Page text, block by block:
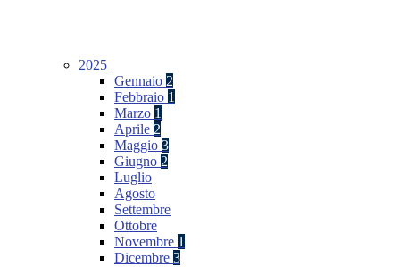
2025
Gennaio 2
Febbraio 1
Marzo 1
Aprile 2
Maggio 3
Giugno 2
Luglio
Agosto
Settembre
Ottobre
Novembre 1
Dicembre 3